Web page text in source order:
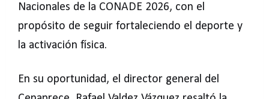
Nacionales de la CONADE 2026, con el
propósito de seguir fortaleciendo el deporte y
la activación física.
En su oportunidad, el director general del